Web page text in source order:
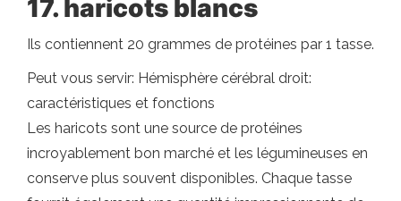
17. haricots blancs
Ils contiennent 20 grammes de protéines par 1 tasse.
Peut vous servir: Hémisphère cérébral droit:
caractéristiques et fonctions
Les haricots sont une source de protéines
incroyablement bon marché et les légumineuses en
conserve plus souvent disponibles. Chaque tasse